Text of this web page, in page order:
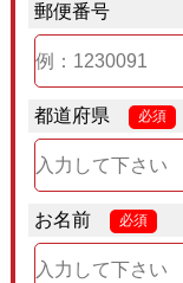
郵便番号
都道府県 必須
お名前 必須